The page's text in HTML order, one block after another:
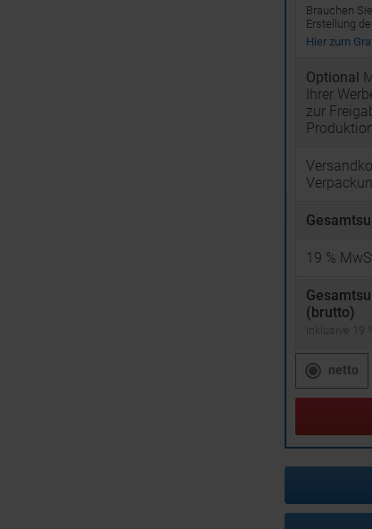
Brauchen
Erstellung
Hier zum
Optional
Ihrer
zur
19 %
(brutto)
inklusive 19
netto